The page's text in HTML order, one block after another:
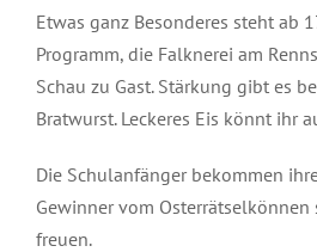
Etwas ganz Besonderes steht ab
Programm, die Falknerei am
Schau zu Gast. Stärkung gibt es
Bratwurst. Leckeres Eis könnt ihr
Die Schulanfänger bekommen
Gewinner vom Osterrätselkönnen
freuen.